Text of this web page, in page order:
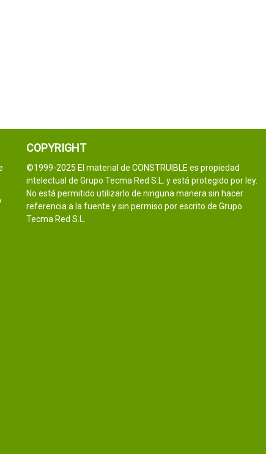
COPYRIGHT
©1999-2025 El material de CONSTRUIBLE es propiedad
intelectual de Grupo Tecma Red S.L. y está protegido por ley.
No está permitido utilizarlo de ninguna manera sin hacer
referencia a la fuente y sin permiso por escrito de Grupo
Tecma Red S.L.